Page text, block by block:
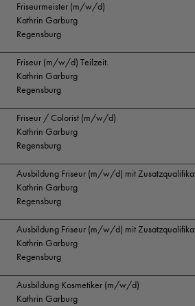
Friseurmeister (m/w/d)
Kathrin Garburg
Regensburg
Friseur (m/w/d) Teilzeit.
Kathrin Garburg
Regensburg
Friseur / Colorist (m/w/d)
Kathrin Garburg
Regensburg
Ausbildung Friseur (m/w/d) mit
Kathrin Garburg
Regensburg
Ausbildung Friseur (m/w/d) mit
Kathrin Garburg
Regensburg
Ausbildung Kosmetiker (m/w/d)
Kathrin Garburg